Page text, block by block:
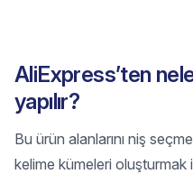
AliExpress’ten
yapılır?
Bu ürün alanlarını niş
kelime kümeleri oluşturmak